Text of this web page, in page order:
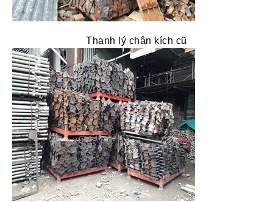
Thanh lý chân kích cũ